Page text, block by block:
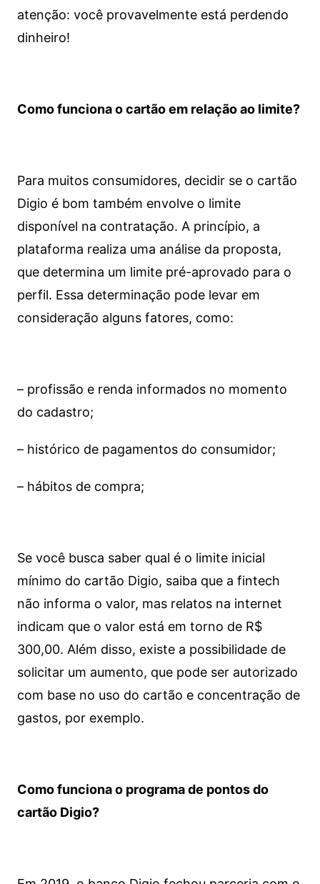
atenção: você provavelmente está perdendo
dinheiro!
Como funciona o cartão em relação ao limite?
Para muitos consumidores, decidir se o cartão
Digio é bom também envolve o limite
disponível na contratação. A princípio, a
plataforma realiza uma análise da proposta,
que determina um limite pré-aprovado para o
perfil. Essa determinação pode levar em
consideração alguns fatores, como:
– profissão e renda informados no momento
do cadastro;
– histórico de pagamentos do consumidor;
– hábitos de compra;
Se você busca saber qual é o limite inicial
mínimo do cartão Digio, saiba que a fintech
não informa o valor, mas relatos na internet
indicam que o valor está em torno de R$
300,00. Além disso, existe a possibilidade de
solicitar um aumento, que pode ser autorizado
com base no uso do cartão e concentração de
gastos, por exemplo.
Como funciona o programa de pontos do
cartão Digio?